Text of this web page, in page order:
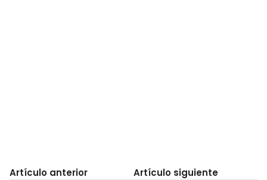
Artículo anterior Artículo siguiente